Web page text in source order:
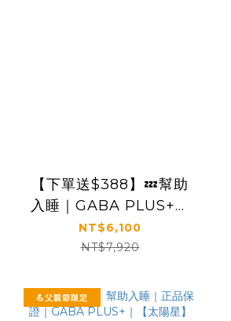
【下單送$388】💤幫助
入睡｜GABA PLUS+｜
正品保證｜【太陽星】
全效克菲爾益生菌晚安
*4盒)
NT$6,100
NT$7,920
💪父親節限定